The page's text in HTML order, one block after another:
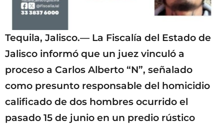
Tequila, Jalisco.— La Fiscalía del Estado de
Jalisco informó que un juez vinculó a
proceso a Carlos Alberto “N”, señalado
como presunto responsable del homicidio
calificado de dos hombres ocurrido el
pasado 15 de junio en un predio rústico